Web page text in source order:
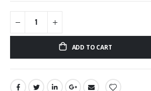
ADD TO CART